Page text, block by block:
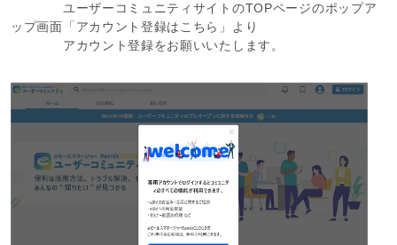
ユーザーコミュニティサイトのTOPページのポップア
ップ画面「アカウント登録はこちら」より
アカウント登録をお願いいたします。